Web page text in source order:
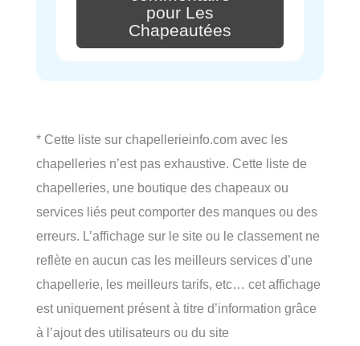
pour Les
Chapeautées
* Cette liste sur chapellerieinfo.com avec les
chapelleries n’est pas exhaustive. Cette liste de
chapelleries, une boutique des chapeaux ou
services liés peut comporter des manques ou des
erreurs. L’affichage sur le site ou le classement ne
reflète en aucun cas les meilleurs services d’une
chapellerie, les meilleurs tarifs, etc… cet affichage
est uniquement présent à titre d’information grâce
à l’ajout des utilisateurs ou du site